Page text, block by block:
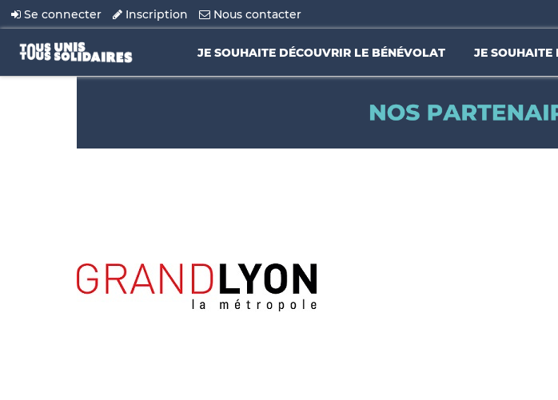
Se connecter Inscription Nous contacter
JE SOUHAITE DÉCOUVRIR LE BÉNÉVOLAT JE SOUHAITE